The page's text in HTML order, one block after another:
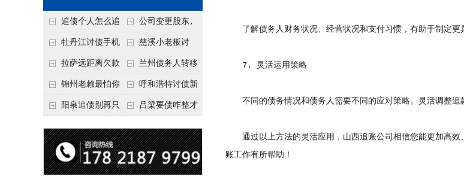
节点”催收最有效 3种合法追债路径
追债个人怎么追
回呢？2026年最新绝
招选择！
公司变更股东,
变更前的债权债务谁
承担
牡丹江讨债手机
搞定：2026年线上立
案追债全流程，足不
出户
慈溪小老板讨
债，2026年这2个本
地行业协会出面，比
法院传票快
拉萨远距离欠款
对方在牧区联系不
上，2026年委托当地
兰州债务人转移
财产后申请破产，20
26年破产程序里还能
锦州老赖最怕你
懂这1条，2026
罪”详解，能判刑
呼和浩特讨债新
招：2026年用“律师
成本低见效快
阳泉追债别再只
类隐形财产（公积
金、保单）也能执行
吕梁要债咋整才
调解渠道，比找公司
强
了解债务人财务状况、经营状况和支付习惯，有助于制定更
7. 灵活运用策略
不同的债务情况和债务人需要不同的应对策略。灵活调整追
通过以上方法的灵活应用，山西追账公司相信您能更加高效
账工作有所帮助！